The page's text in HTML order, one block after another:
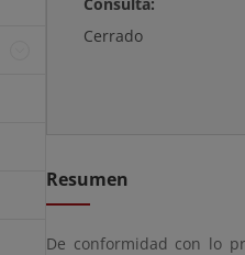
Cerrado
Resumen
De conformidad con lo